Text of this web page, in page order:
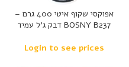
אפוקסי שקוף איטי 400 גרם –
BOSNY B237 דבק ג’ל עמיד
Login to see prices